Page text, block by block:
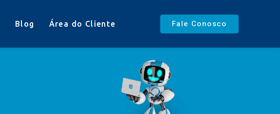
Blog Área do Cliente Fale Conosco